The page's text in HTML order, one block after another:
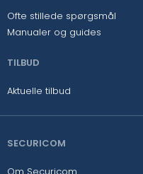
Ofte stillede spørgsmål
Manualer og guides
TILBUD
Aktuelle tilbud
SECURICOM